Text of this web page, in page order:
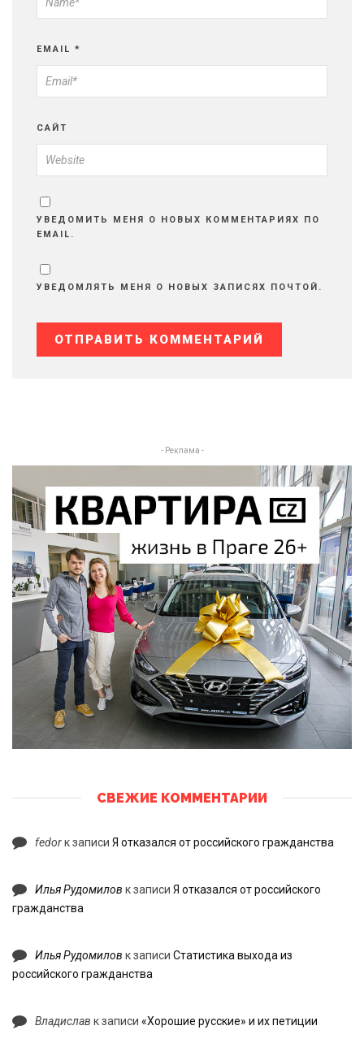
EMAIL *
САЙТ
УВЕДОМИТЬ МЕНЯ О НОВЫХ КОММЕНТАРИЯХ ПО
EMAIL.
УВЕДОМЛЯТЬ МЕНЯ О НОВЫХ ЗАПИСЯХ ПОЧТОЙ.
- Реклама -
СВЕЖИЕ КОММЕНТАРИИ
fedorк записи Я отказался от российского гражданства
Илья Рудомилов к записи Я отказался от российского
гражданства
Илья Рудомилов к записи Статистика выхода из
российского гражданства
Владислав к записи «Хорошие русские» и их петиции